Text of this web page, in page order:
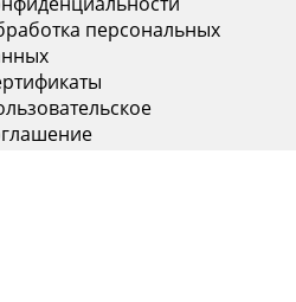
персональных